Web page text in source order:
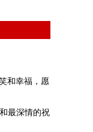
和幸福，愿
最深情的祝